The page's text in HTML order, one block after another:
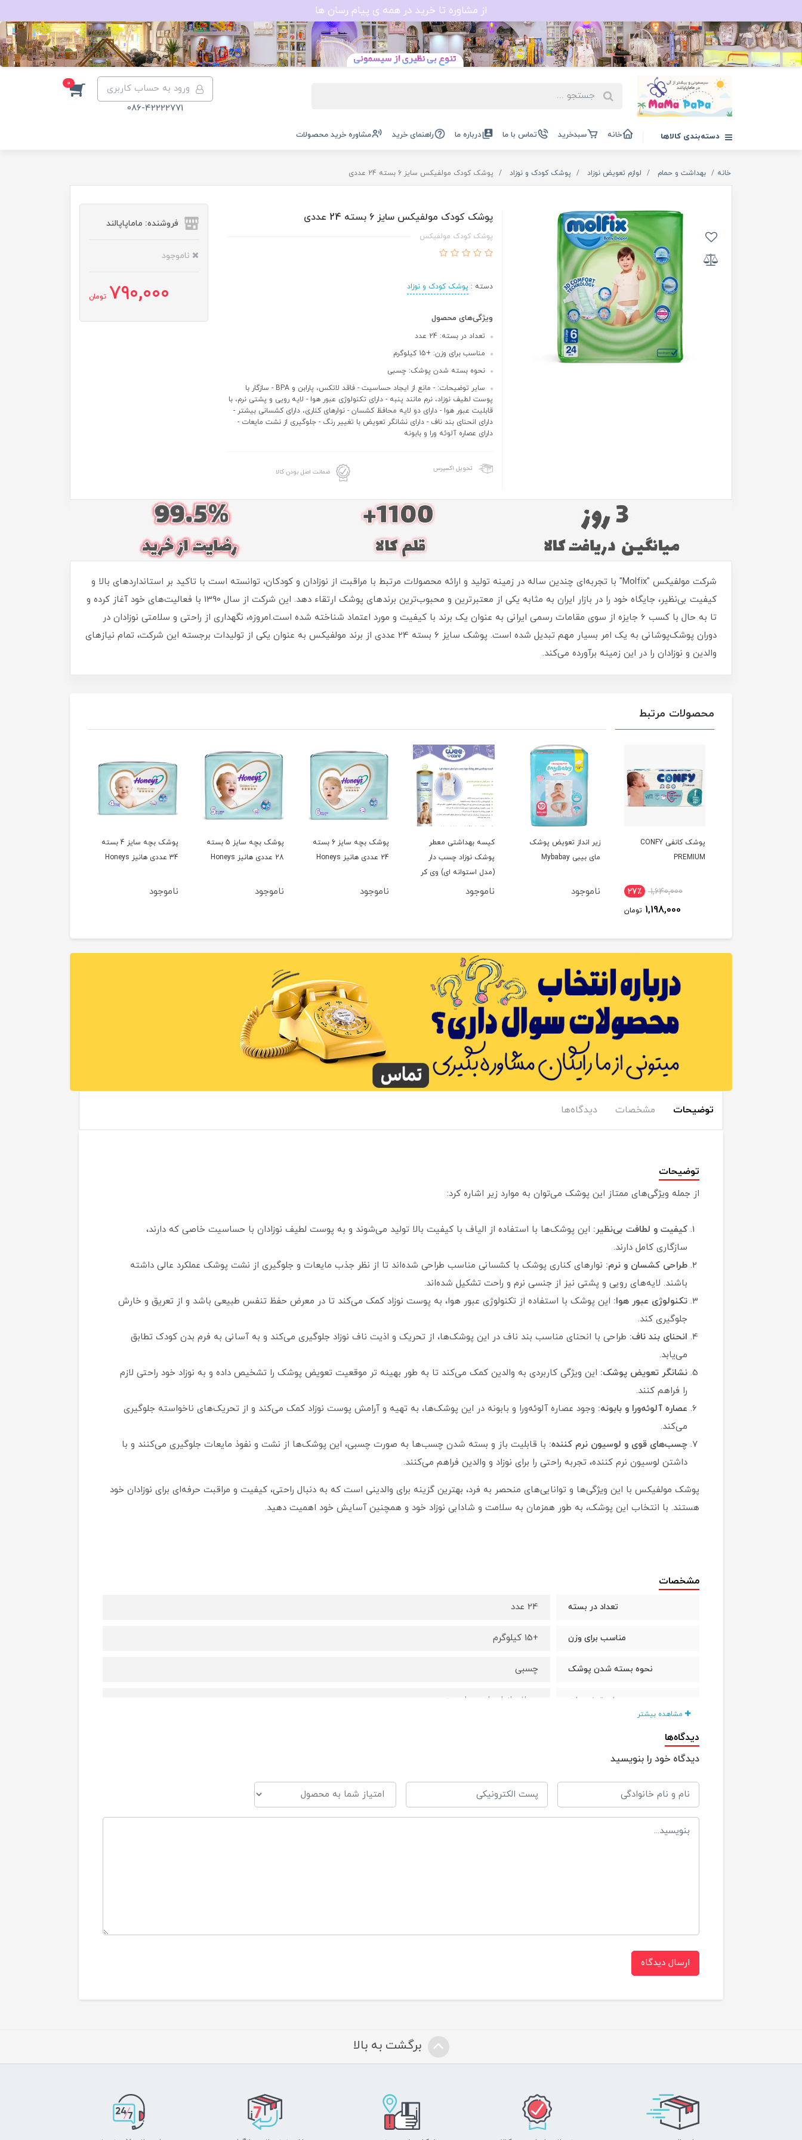
از مشاوره تا خرید در همه ی پیام رسان ها
ورود به حساب کاربری
086-42222771
0
دسته‌بندی کالاها خانه سبدخرید تماس با ما درباره ما راهنمای خرید مشاوره خرید محصولات
خانه بهداشت و حمام لوازم تعویض نوزاد پوشک کودک و نوزاد پوشک کودک مولفیکس سایز 6 بسته 24 عددی
پوشک کودک مولفیکس سایز 6 بسته 24 عددی
پوشک کودک مولفیکس
دسته : پوشک کودک و نوزاد
ویژگی‌های محصول
تعداد در بسته: 24 عدد
مناسب برای وزن: +15 کیلوگرم
نحوه بسته شدن پوشک: چسبی
سایر توضیحات: - مانع از ایجاد حساسیت - فاقد لاتکس، پارابن و BPA - سازگار با
پوست لطیف نوزاد، نرم مانند پنبه - دارای تکنولوژی عبور هوا - لایه رویی و پشتی نرم، با
قابلیت عبور هوا - دارای دو لایه محافظ کشسان - نوارهای کناری، دارای کشسانی بیشتر -
دارای انحنای بند ناف - دارای نشانگر تعویض با تغییر رنگ - جلوگیری از نشت مایعات -
دارای عصاره آلوئه ورا و بابونه
تحویل اکسپرس ضمانت اصل بودن کالا
فروشنده: ماماپاپالند
ناموجود
790,000 تومان
شرکت مولفیکس "Molfix" با تجربه‌ای چندین ساله در زمینه تولید و ارائه محصولات مرتبط با مراقبت از نوزادان و کودکان، توانسته است با تاکید بر استانداردهای بالا و
کیفیت بی‌نظیر، جایگاه خود را در بازار ایران به مثابه یکی از معتبرترین و محبوب‌ترین برندهای پوشک ارتقاء دهد. این شرکت از سال 1390 با فعالیت‌های خود آغاز کرده و
تا به حال با کسب 6 جایزه از سوی مقامات رسمی ایرانی به عنوان یک برند با کیفیت و مورد اعتماد شناخته شده است.امروزه، نگهداری از راحتی و سلامتی نوزادان در
دوران پوشک‌پوشانی به یک امر بسیار مهم تبدیل شده است. پوشک سایز 6 بسته 24 عددی از برند مولفیکس به عنوان یکی از تولیدات برجسته این شرکت، تمام نیازهای
والدین و نوزادان را در این زمینه برآورده می‌کند.
محصولات مرتبط
پوشک کانفی CONFY
PREMIUM
1,640,000 27٪
1,198,000 تومان
زیر انداز تعویض پوشک
مای بیبی Mybabay
ناموجود
کیسه بهداشتی معطر
پوشک نوزاد چسب دار
(مدل استوانه ای) وی کر
wee care
ناموجود
پوشک بچه سایز 6 بسته
24 عددی هانیز Honeys
ناموجود
پوشک بچه سایز 5 بسته
28 عددی هانیز Honeys
ناموجود
پوشک بچه سایز 4 بسته
34 عددی هانیز Honeys
ناموجود
توضیحات مشخصات دیدگاه‌ها
توضیحات
از جمله ویژگی‌های ممتاز این پوشک می‌توان به موارد زیر اشاره کرد:
کیفیت و لطافت بی‌نظیر: این پوشک‌ها با استفاده از الیاف با کیفیت بالا تولید می‌شوند و به پوست لطیف نوزادان با حساسیت خاصی که دارند،
سازگاری کامل دارند.
طراحی کشسان و نرم: نوارهای کناری پوشک با کشسانی مناسب طراحی شده‌اند تا از نظر جذب مایعات و جلوگیری از نشت پوشک عملکرد عالی داشته
باشند. لایه‌های رویی و پشتی نیز از جنسی نرم و راحت تشکیل شده‌اند.
تکنولوژی عبور هوا: این پوشک با استفاده از تکنولوژی عبور هوا، به پوست نوزاد کمک می‌کند تا در معرض حفظ تنفس طبیعی باشد و از تعریق و خارش
جلوگیری کند.
انحنای بند ناف: طراحی با انحنای مناسب بند ناف در این پوشک‌ها، از تحریک و اذیت ناف نوزاد جلوگیری می‌کند و به آسانی به فرم بدن کودک تطابق
می‌یابد.
نشانگر تعویض پوشک: این ویژگی کاربردی به والدین کمک می‌کند تا به طور بهینه تر موقعیت تعویض پوشک را تشخیص داده و به نوزاد خود راحتی لازم
را فراهم کنند.
عصاره آلوئه‌ورا و بابونه: وجود عصاره آلوئه‌ورا و بابونه در این پوشک‌ها، به تهیه و آرامش پوست نوزاد کمک می‌کند و از تحریک‌های ناخواسته جلوگیری
می‌کند.
چسب‌های قوی و لوسیون نرم کننده: با قابلیت باز و بسته شدن چسب‌ها به صورت چسبی، این پوشک‌ها از نشت و نفوذ مایعات جلوگیری می‌کنند و با
داشتن لوسیون نرم کننده، تجربه راحتی را برای نوزاد و والدین فراهم می‌کنند.
پوشک مولفیکس با این ویژگی‌ها و توانایی‌های منحصر به فرد، بهترین گزینه برای والدینی است که به دنبال راحتی، کیفیت و مراقبت حرفه‌ای برای نوزادان خود
هستند. با انتخاب این پوشک، به طور همزمان به سلامت و شادابی نوزاد خود و همچنین آسایش خود اهمیت دهید.
مشخصات
تعداد در بسته 24 عدد
مناسب برای وزن +15 کیلوگرم
نحوه بسته شدن پوشک چسبی
سایر توضیحات - مانع از ایجاد حساسیت
- دارای تکنولوژی عبور هوا
مشاهده بیشتر
دیدگاه‌ها
دیدگاه خود را بنویسید
ارسال دیدگاه
برگشت به بالا